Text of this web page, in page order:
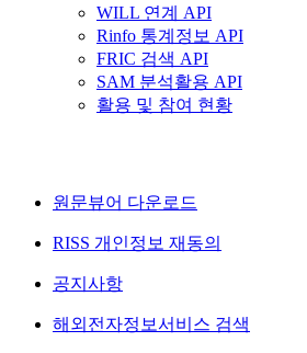
WILL 연계 API
Rinfo 통계정보 API
FRIC 검색 API
SAM 분석활용 API
활용 및 참여 현황
원문뷰어 다운로드
RISS 개인정보 재동의
공지사항
해외전자정보서비스 검색